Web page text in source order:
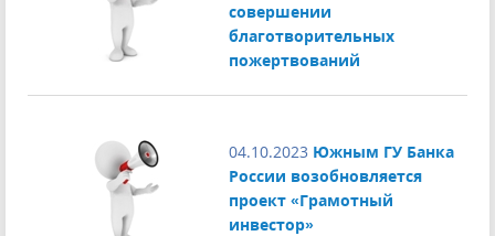
совершении
благотворительных
пожертвований
04.10.2023 Южным ГУ Банка
России возобновляется
проект «Грамотный
инвестор»